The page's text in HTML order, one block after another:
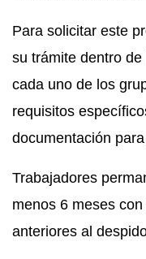
Para solicitar este
su trámite dentro
cada uno de los
requisitos
documentación
Trabajadores
menos 6 meses
anteriores al